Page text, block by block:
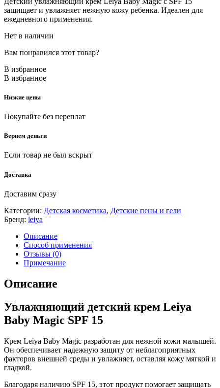
защищает и увлажняет нежную кожу ребенка. Идеален для
ежедневного применения.
Нет в наличии
Вам понравился этот товар?
В избранное
В избранное
Низкие цены
Покупайте без переплат
Вернем деньги
Если товар не был вскрыт
Доставка
Доставим сразу
Категории: Детская косметика, Детские пены и гели
Бренд: leiya
Описание
Способ применения
Отзывы (0)
Примечание
Описание
Увлажняющий детский крем Leiya
Baby Magic SPF 15
Крем Leiya Baby Magic разработан для нежной кожи малышей.
Он обеспечивает надежную защиту от неблагоприятных
факторов внешней среды и увлажняет, оставляя кожу мягкой и
гладкой.
Благодаря наличию SPF 15, этот продукт помогает защищать